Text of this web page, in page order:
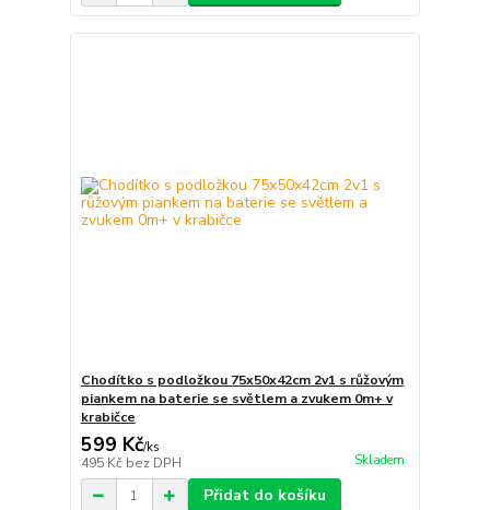
Chodítko s podložkou 75x50x42cm 2v1 s růžovým
piankem na baterie se světlem a zvukem 0m+ v
krabičce
599 Kč/ks
495 Kč bez DPH Skladem
Přidat do košíku